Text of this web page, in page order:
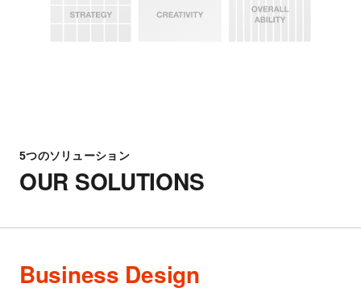
5つのソリューション
OUR SOLUTIONS
Business Design